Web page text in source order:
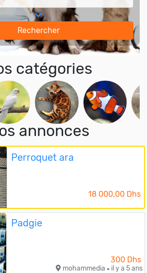
Rechercher
catégories
annonces
Perroquet ara
18 000,00 Dhs
Padgie
300 Dhs
mohammedia ● il y a 5 ans